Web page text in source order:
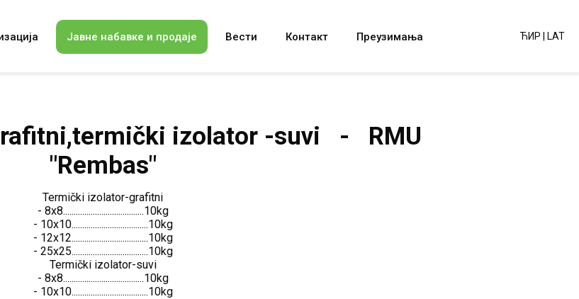
Јавне набавке и продаје Вести Контакт Преузимања ЋИР LAT
izolator -suvi - RMU
"Rembas"
Termički izolator-grafitni
- 8x8......................................10kg
- 10x10....................................10kg
- 12x12....................................10kg
- 25x25....................................10kg
Termički izolator-suvi
- 8x8......................................10kg
- 10x10....................................10kg